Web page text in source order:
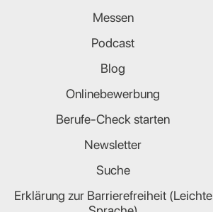
Messen
Podcast
Blog
Onlinebewerbung
Berufe-Check starten
Newsletter
Suche
Erklärung zur Barrierefreiheit (Leichte